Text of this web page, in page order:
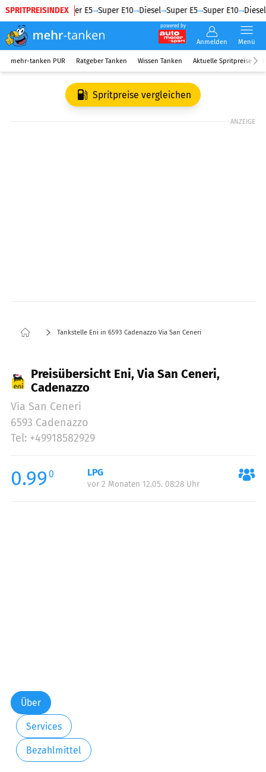
SPRITPREISINDEX
Diesel Super E5 Super E10 Diesel Super E5 Super E10 Diesel
powered by
Anmelden Menü
mehr-tanken PUR Ratgeber Tanken Wissen Tanken Aktuelle Spritpreise
Spritpreise vergleichen
ANZEIGE
Tankstelle Eni in 6593 Cadenazzo Via San Ceneri
Preisübersicht Eni, Via San Ceneri,
Cadenazzo
Via San Ceneri
6593 Cadenazzo
Tel: +49918582929
0.99 0 LPG
vor 2 Monaten 12.05. 08:28 Uhr
Über
Services
Bezahlmittel